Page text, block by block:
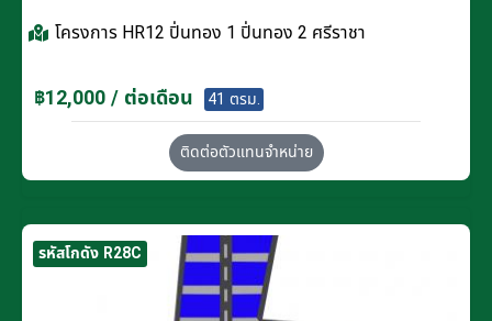
โครงการ HR12 ปิ่นทอง 1 ปิ่นทอง 2 ศรีราชา
฿12,000 / ต่อเดือน 41 ตรม.
ติดต่อตัวแทนจำหน่าย
รหัสโกดัง R28C